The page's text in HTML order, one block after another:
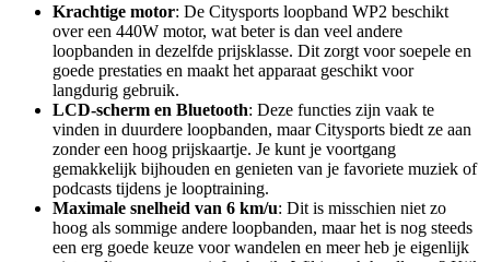
Krachtige motor: De Citysports loopband WP2 beschikt
over een 440W motor, wat beter is dan veel andere
loopbanden in dezelfde prijsklasse. Dit zorgt voor soepele en
goede prestaties en maakt het apparaat geschikt voor
langdurig gebruik.
LCD-scherm en Bluetooth: Deze functies zijn vaak te
vinden in duurdere loopbanden, maar Citysports biedt ze aan
zonder een hoog prijskaartje. Je kunt je voortgang
gemakkelijk bijhouden en genieten van je favoriete muziek of
podcasts tijdens je looptraining.
Maximale snelheid van 6 km/u: Dit is misschien niet zo
hoog als sommige andere loopbanden, maar het is nog steeds
een erg goede keuze voor wandelen en meer heb je eigenlijk